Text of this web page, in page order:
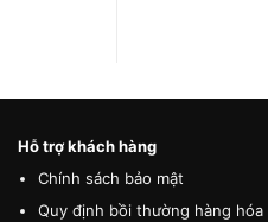
Hỗ trợ khách hàng
Chính sách bảo mật
Quy định bồi thường hàng hóa